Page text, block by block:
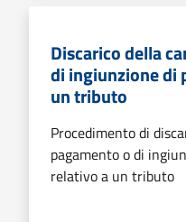
Discarico della
di ingiunzione di
un tributo
Procedimento di
pagamento o di
relativo a un tributo